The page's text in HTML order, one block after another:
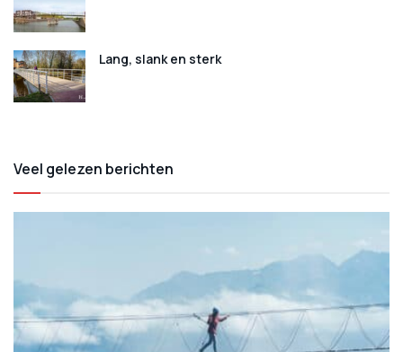
Lang, slank en sterk
Veel gelezen berichten